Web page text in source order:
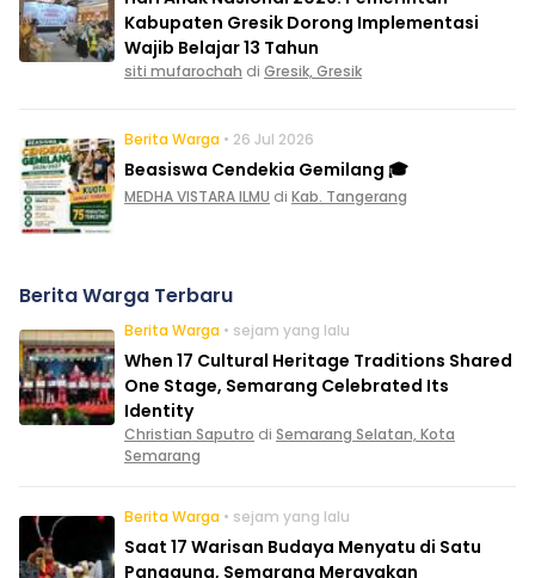
Kabupaten Gresik Dorong Implementasi
Wajib Belajar 13 Tahun
siti mufarochah di Gresik, Gresik
Berita Warga • 26 Jul 2026
Beasiswa Cendekia Gemilang 🎓
MEDHA VISTARA ILMU di Kab. Tangerang
Berita Warga Terbaru
Berita Warga • sejam yang lalu
When 17 Cultural Heritage Traditions Shared
One Stage, Semarang Celebrated Its
Identity
Christian Saputro di Semarang Selatan, Kota
Semarang
Berita Warga • sejam yang lalu
Saat 17 Warisan Budaya Menyatu di Satu
Panggung, Semarang Merayakan